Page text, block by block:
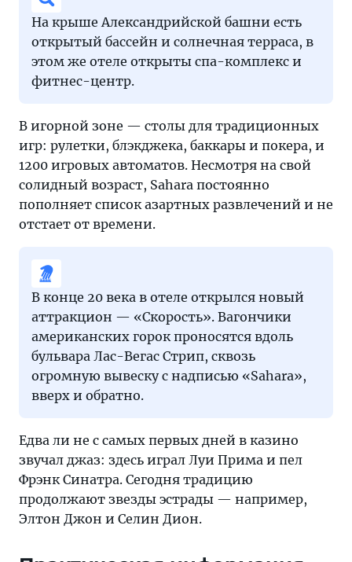
На крыше Александрийской башни есть
открытый бассейн и солнечная терраса, в
этом же отеле открыты спа-комплекс и
фитнес-центр.
В игорной зоне — столы для традиционных
игр: рулетки, блэкджека, баккары и покера, и
1200 игровых автоматов. Несмотря на свой
солидный возраст, Sahara постоянно
пополняет список азартных развлечений и не
отстает от времени.
В конце 20 века в отеле открылся новый
аттракцион — «Скорость». Вагончики
американских горок проносятся вдоль
бульвара Лас-Вегас Стрип, сквозь
огромную вывеску с надписью «Sahara»,
вверх и обратно.
Едва ли не с самых первых дней в казино
звучал джаз: здесь играл Луи Прима и пел
Фрэнк Синатра. Сегодня традицию
продолжают звезды эстрады — например,
Элтон Джон и Селин Дион.